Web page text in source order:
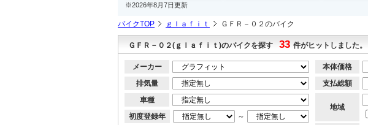
※2026年8月7日更新
バイクTOP ｇｌａｆｉｔ ＧＦＲ－０２のバイク
ＧＦＲ－０２(ｇｌａｆｉｔ)のバイクを探す 33 件がヒットしました。
メーカー
排気量
車種
初度登録年
～
本体価格
支払総額
地域